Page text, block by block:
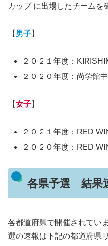
カップ に出場したチームを
【 男子】
２０２１年度：
２０２０年度：尚学館
【女子】
２０２１年度：RED
２０２０年度：RED
各県予選 結果
各都道府県で開催されてい
選の速報は下記の都道府県